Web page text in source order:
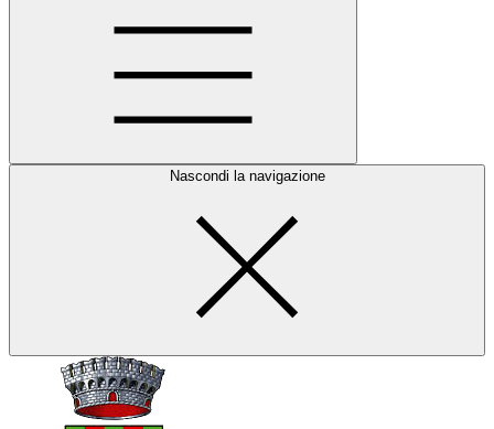
Nascondi la navigazione